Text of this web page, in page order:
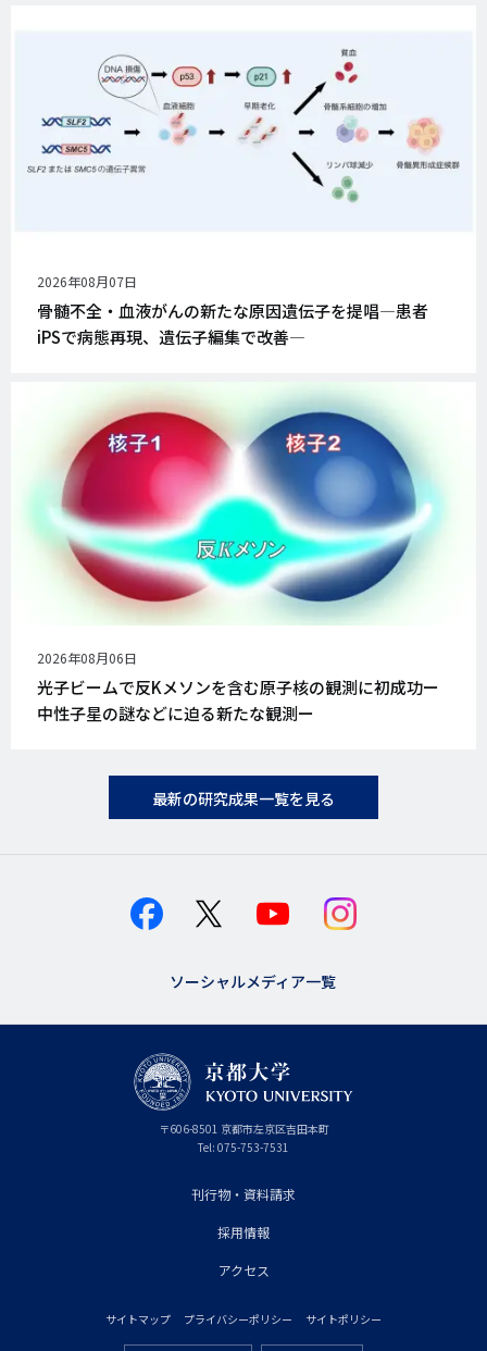
公
開
日
2026年08月07日
骨髄不全・血液がんの新たな原因遺伝子を提唱―患者
iPSで病態再現、遺伝子編集で改善―
公
開
日
2026年08月06日
光子ビームで反Kメソンを含む原子核の観測に初成功ー
中性子星の謎などに迫る新たな観測ー
最新の研究成果一覧を見る
ソーシャルメディア一覧
〒606-8501 京
都
府
京都市左京区吉田本町
Tel: 075-753-7531
刊行物・資料請求
採用情報
アクセス
サイトマップ プライバシーポリシー サイトポリシー